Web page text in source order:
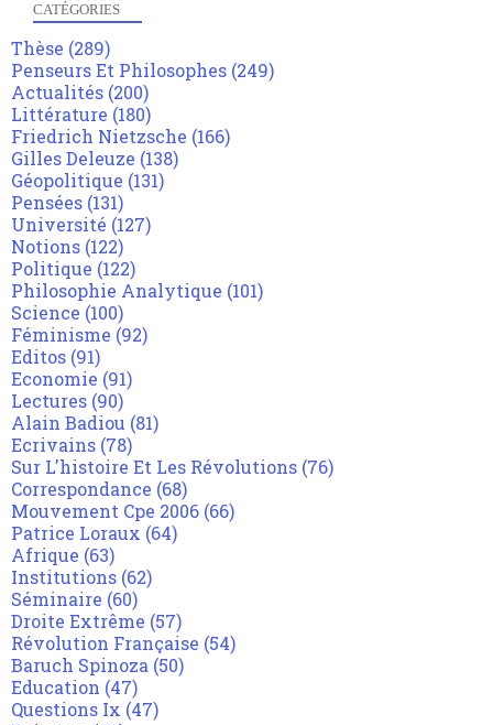
CATÉGORIES
Thèse (289)
Penseurs Et Philosophes (249)
Actualités (200)
Littérature (180)
Friedrich Nietzsche (166)
Gilles Deleuze (138)
Géopolitique (131)
Pensées (131)
Université (127)
Notions (122)
Politique (122)
Philosophie Analytique (101)
Science (100)
Féminisme (92)
Editos (91)
Economie (91)
Lectures (90)
Alain Badiou (81)
Ecrivains (78)
Sur L'histoire Et Les Révolutions (76)
Correspondance (68)
Mouvement Cpe 2006 (66)
Patrice Loraux (64)
Afrique (63)
Institutions (62)
Séminaire (60)
Droite Extrême (57)
Révolution Française (54)
Baruch Spinoza (50)
Education (47)
Questions Ix (47)